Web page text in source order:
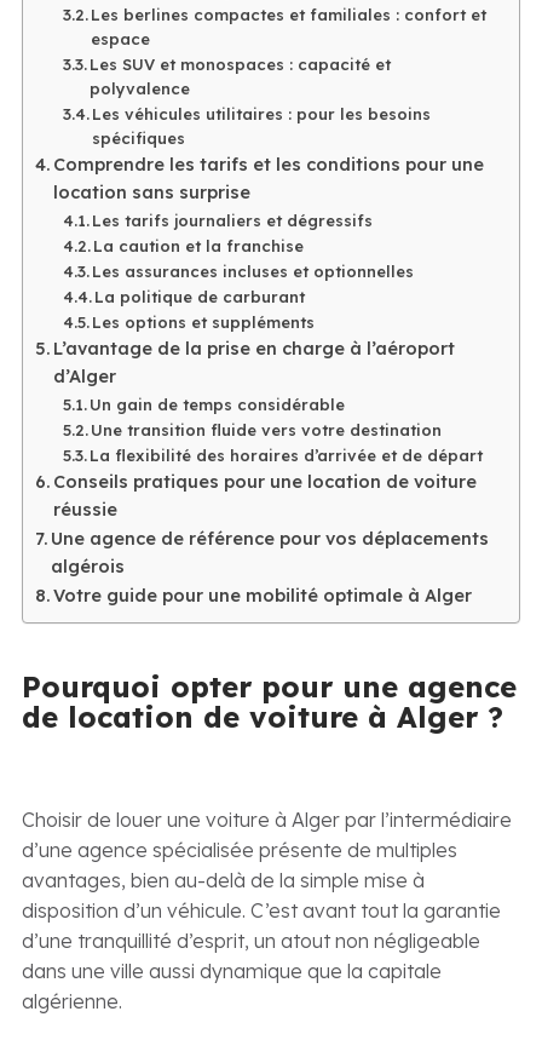
Les berlines compactes et familiales : confort et
espace
Les SUV et monospaces : capacité et
polyvalence
Les véhicules utilitaires : pour les besoins
spécifiques
Comprendre les tarifs et les conditions pour une
location sans surprise
Les tarifs journaliers et dégressifs
La caution et la franchise
Les assurances incluses et optionnelles
La politique de carburant
Les options et suppléments
L’avantage de la prise en charge à l’aéroport
d’Alger
Un gain de temps considérable
Une transition fluide vers votre destination
La flexibilité des horaires d’arrivée et de départ
Conseils pratiques pour une location de voiture
réussie
Une agence de référence pour vos déplacements
algérois
Votre guide pour une mobilité optimale à Alger
Pourquoi opter pour une agence
de location de voiture à Alger ?
Choisir de louer une voiture à Alger par l’intermédiaire
d’une agence spécialisée présente de multiples
avantages, bien au-delà de la simple mise à
disposition d’un véhicule. C’est avant tout la garantie
d’une tranquillité d’esprit, un atout non négligeable
dans une ville aussi dynamique que la capitale
algérienne.